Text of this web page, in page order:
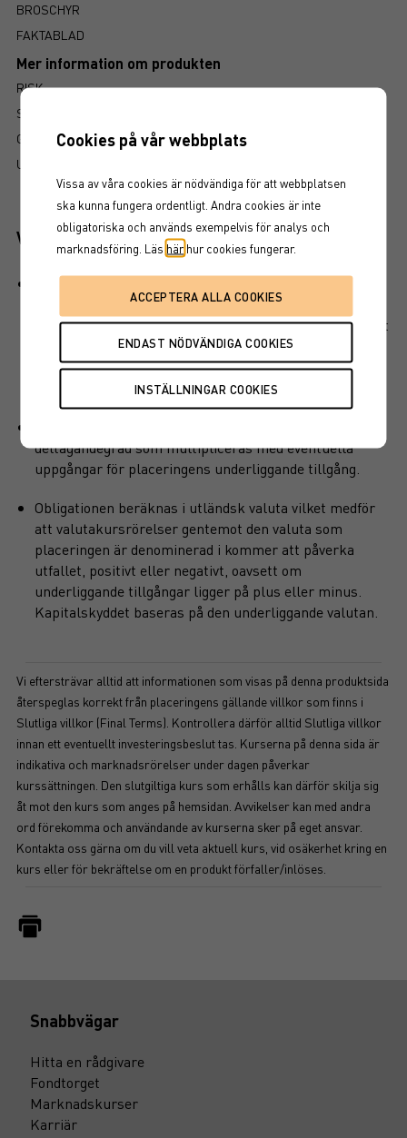
BROSCHYR
FAKTABLAD
Mer information om produkten
RISK
SÅ LÄSER DU FAKTABLADET
GRUNDPROSPEKT
UTSKRIFT
Viktiga egenskaper
Produkten har ett visst kapitalskydd, dvs en del av det
investerade kapitalet är skyddat vid löptidens slut. Det
finns en kreditrisk i placeringen som är beroende av att
emittenten inte hamnar på obestånd eller försätts i
konkurs vilket kan leda till att en investering helt eller
deltagandegrad som multipliceras med eventuella
uppgångar för placeringens underliggande tillgång.
Obligationen beräknas i utländsk valuta vilket medför
att valutakursrörelser gentemot den valuta som
placeringen är denominerad i kommer att påverka
utfallet, positivt eller negativt, oavsett om
underliggande tillgångar ligger på plus eller minus.
Kapitalskyddet baseras på den underliggande valutan.
Vi eftersträvar alltid att informationen som visas på denna produktsida
återspeglas korrekt från placeringens gällande villkor som finns i
Slutliga villkor (Final Terms). Kontrollera därför alltid Slutliga villkor
innan ett eventuellt investeringsbeslut tas. Kurserna på denna sida är
indikativa och marknadsrörelser under dagen påverkar
kurssättningen. Den slutgiltiga kurs som erhålls kan därför skilja sig
åt mot den kurs som anges på hemsidan. Avvikelser kan med andra
ord förekomma och användande av kurserna sker på eget ansvar.
Kontakta oss gärna om du vill veta aktuell kurs, vid osäkerhet kring en
kurs eller för bekräftelse om en produkt förfaller/inlöses.
Snabbvägar
Hitta en rådgivare
Fondtorget
Marknadskurser
Karriär
Cookies på vår webbplats
Vissa av våra cookies är nödvändiga för att webbplatsen
ska kunna fungera ordentligt. Andra cookies är inte
obligatoriska och används exempelvis för analys och
marknadsföring. Läs här hur cookies fungerar.